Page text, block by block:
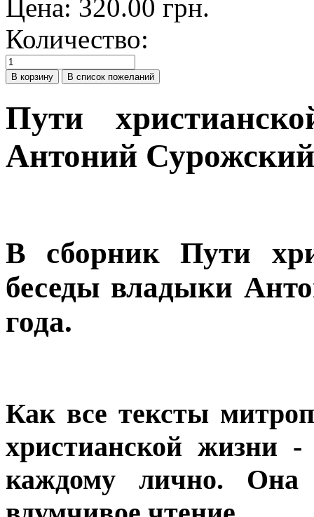
Цена: 320.00 грн.
Количество:
Пути
Антоний Сурожский
В сборник Пути
беседы владыки
года.
Как все тексты
христианской жизни
каждому лично. Она